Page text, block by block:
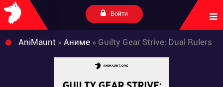
Войти
AniMaunt » Аниме » Guilty Gear Strive: Dual Rulers